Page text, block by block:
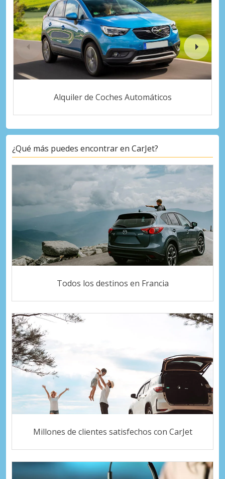
Alquiler de Coches Automáticos
¿Qué más puedes encontrar en CarJet?
Todos los destinos en Francia
Millones de clientes satisfechos con CarJet